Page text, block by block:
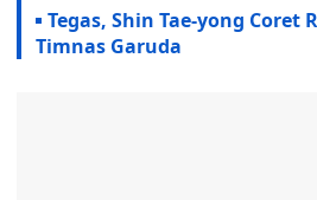
Tegas, Shin Tae-yong Coret
Timnas Garuda